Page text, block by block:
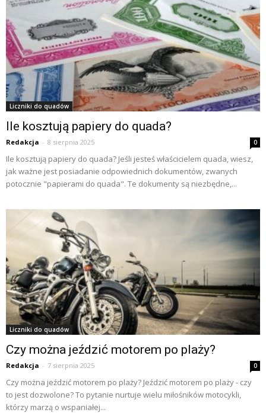
Liczniki do quadów
Ile kosztują papiery do quada?
Redakcja - 8 sierpnia 2025 0
Ile kosztują papiery do quada? Jeśli jesteś właścicielem quada, wiesz,
jak ważne jest posiadanie odpowiednich dokumentów, zwanych
potocznie "papierami do quada". Te dokumenty są niezbędne,...
Liczniki do quadów
Czy można jeździć motorem po plaży?
Redakcja - 7 sierpnia 2025 0
Czy można jeździć motorem po plaży? Jeździć motorem po plaży - czy
to jest dozwolone? To pytanie nurtuje wielu miłośników motocykli,
którzy marzą o wspaniałej...